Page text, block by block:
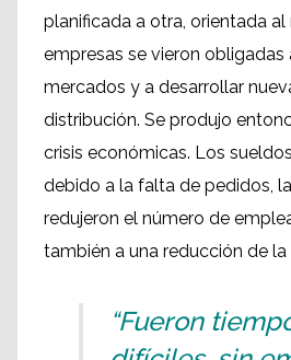
planificada a otra, orientada
empresas se vieron obligadas
mercados y a desarrollar
distribución. Se produjo
crisis económicas. Los
debido a la falta de pedidos,
redujeron el número de
también a una reducción de la
“Fueron